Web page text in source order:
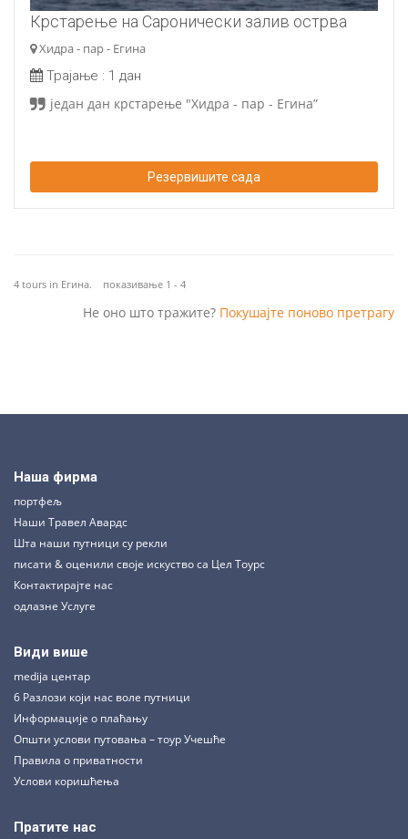
Крстарење на Саронически залив острва
Хидра - пар - Егина
Трајање : 1 дан
један дан крстарење "Хидра - пар - Егина”
Резервишите сада
4 tours in Егина. показивање 1 - 4
Не оно што тражите? Покушајте поново претрагу
Наша фирма
портфељ
Наши Травел Авардс
Шта наши путници су рекли
писати & оценили своје искуство са Цел Тоурс
Контактирајте нас
одлазне Услуге
Види више
medija центар
6 Разлози који нас воле путници
Информације о плаћању
Општи услови путовања – тоур Учешће
Правила о приватности
Услови коришћења
Пратите нас